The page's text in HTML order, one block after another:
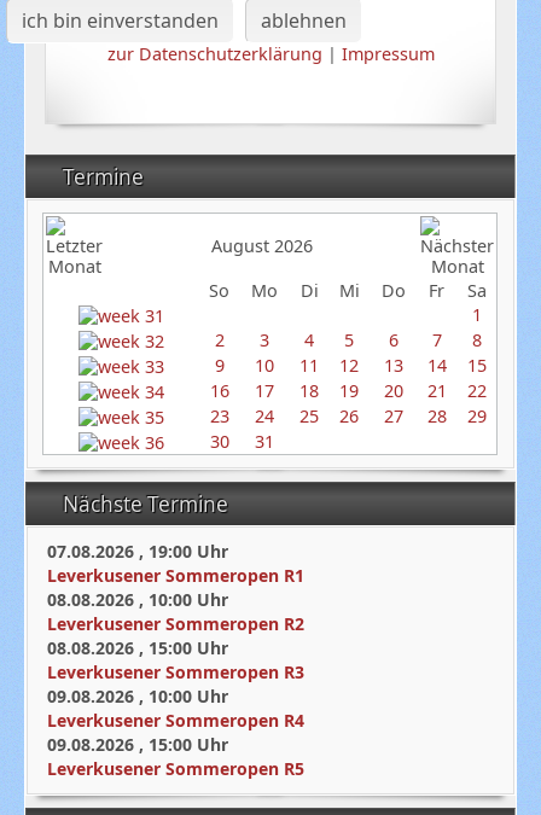
Termine
August 2026
So
Mo Di Mi Do Fr
Sa
1
2
3 4 5 6 7
8
9
10 11 12 13 14
15
16
17 18 19 20 21
22
23
24 25 26 27 28
29
30
31
Nächste Termine
07.08.2026 , 19:00 Uhr
Leverkusener Sommeropen R1
08.08.2026 , 10:00 Uhr
Leverkusener Sommeropen R2
08.08.2026 , 15:00 Uhr
Leverkusener Sommeropen R3
09.08.2026 , 10:00 Uhr
Leverkusener Sommeropen R4
09.08.2026 , 15:00 Uhr
Leverkusener Sommeropen R5
ich bin einverstanden ablehnen
zur Datenschutzerklärung | Impressum